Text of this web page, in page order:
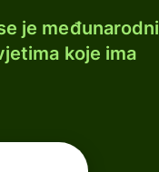
je međunarodni
koje ima